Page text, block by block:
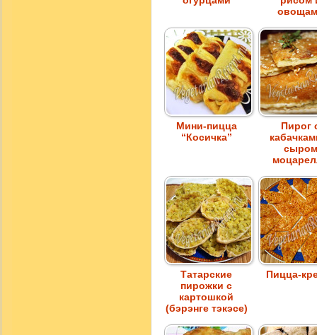
Мини-пицца
“Косичка”
Пирог
сыром
Татарские
пирожки с
картошкой
(бэрэнге тэкэсе)
Пицца-